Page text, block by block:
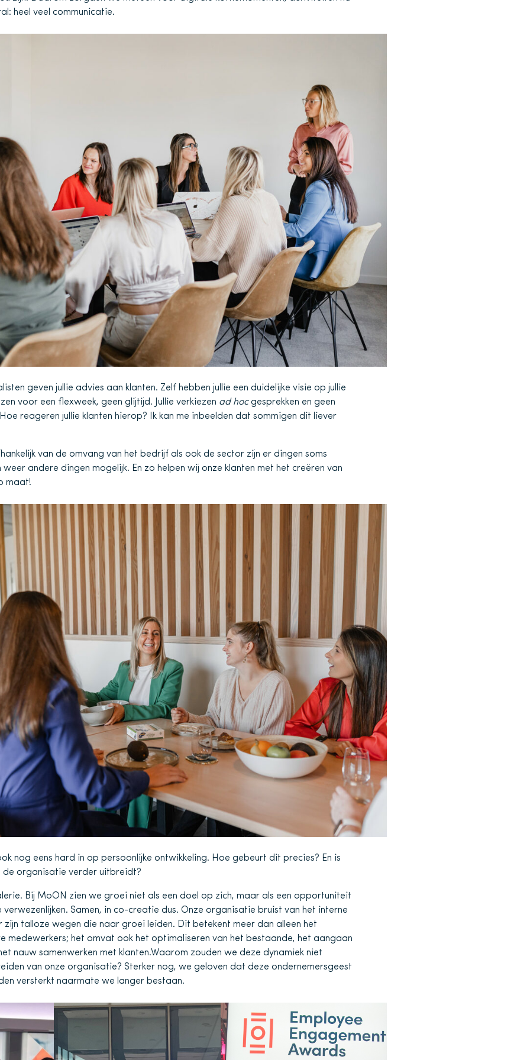
heel veel communicatie.
geven jullie advies aan klanten. Zelf hebben jullie een duidelijke visie op jullie
voor een flexweek, geen glijtijd. Jullie verkiezen ad hocgesprekken en geen
reageren jullie klanten hierop? Ik kan me inbeelden dat sommigen dit liever
van de omvang van het bedrijf als ook de sector zijn er dingen soms
andere dingen mogelijk. En zo helpen wij onze klanten met het creëren van
maat!
nog eens hard in op persoonlijke ontwikkeling. Hoe gebeurt dit precies? En is
de organisatie verder uitbreidt?
Bij MoON zien we groei niet als een doel op zich, maar als een opportuniteit
Samen, in co-creatie dus. Onze organisatie bruist van het interne
zijn talloze wegen die naar groei leiden. Dit betekent meer dan alleen het
medewerkers; het omvat ook het optimaliseren van het bestaande, het aangaan
nauw samenwerken met klanten.Waarom zouden we deze dynamiek niet
van onze organisatie? Sterker nog, we geloven dat deze ondernemersgeest
versterkt naarmate we langer bestaan.